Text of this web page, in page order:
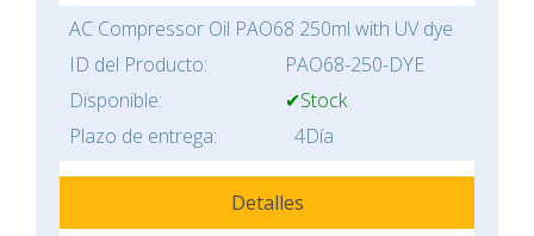
AC Compressor Oil PAO68 250ml with UV dye
ID del Producto:
PAO68-250-DYE
Disponible:
✔Stock
Plazo de entrega:
4Día
Detalles